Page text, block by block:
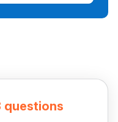
questions